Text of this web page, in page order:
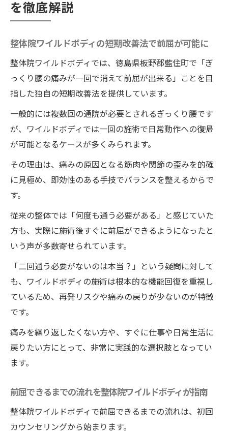
を徹底解説
整体院ワイルドボディの短期改善法で前屈が可能に
整体院ワイルドボディでは、徳島県板野郡藍住町で「ぎ
っくり腰の痛みが一回で消えて前屈が出来る」ことを目
指した独自の短期改善法を提供しています。
一般的には複数回の通院が必要とされるぎっくり腰です
が、ワイルドボディでは一回の施術で日常動作への復帰
が可能となるケースが多くみられます。
その理由は、痛みの原因となる筋肉や関節の歪みを的確
に見極め、即効性のある手技でバランスを整えるからで
す。
従来の整体では「何度も通う必要がある」と感じていた
方も、実際に施術後すぐに前屈ができるようになったと
いう声が多数寄せられています。
「二回通う必要がないのは本当？」という疑問に対して
も、ワイルドボディの施術は根本的な機能回復を重視し
ているため、再発リスクや痛みの戻りが少ないのが特徴
です。
痛みを繰り返したくない方や、すぐに仕事や日常生活に
戻りたい方にとって、非常に実践的な選択肢となってい
ます。
前屈できるまでの流れを整体院ワイルドボディが指南
整体院ワイルドボディで前屈できるまでの流れは、初回
カウンセリングから始まります。